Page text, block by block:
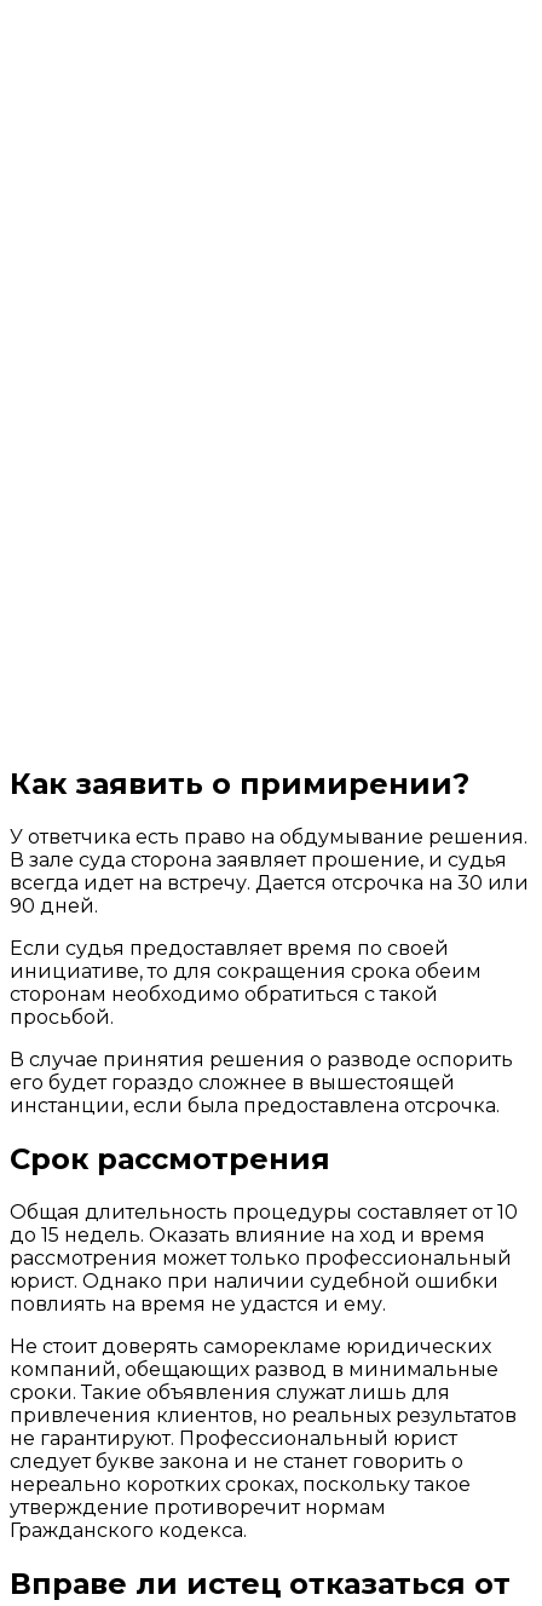
Как заявить о примирении?
У ответчика есть право на обдумывание решения.
В зале суда сторона заявляет прошение, и судья
всегда идет на встречу. Дается отсрочка на 30 или
90 дней.
Если судья предоставляет время по своей
инициативе, то для сокращения срока обеим
сторонам необходимо обратиться с такой
просьбой.
В случае принятия решения о разводе оспорить
его будет гораздо сложнее в вышестоящей
инстанции, если была предоставлена отсрочка.
Срок рассмотрения
Общая длительность процедуры составляет от 10
до 15 недель. Оказать влияние на ход и время
рассмотрения может только профессиональный
юрист. Однако при наличии судебной ошибки
повлиять на время не удастся и ему.
Не стоит доверять саморекламе юридических
компаний, обещающих развод в минимальные
сроки. Такие объявления служат лишь для
привлечения клиентов, но реальных результатов
не гарантируют. Профессиональный юрист
следует букве закона и не станет говорить о
нереально коротких сроках, поскольку такое
утверждение противоречит нормам
Гражданского кодекса.
Вправе ли истец отказаться от